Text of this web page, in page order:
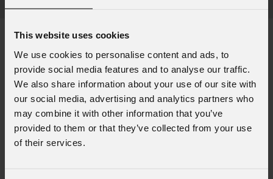
This website uses cookies
We use cookies to personalise content and ads, to
provide social media features and to analyse our traffic.
We also share information about your use of our site with
our social media, advertising and analytics partners who
may combine it with other information that you’ve
provided to them or that they’ve collected from your use
of their services.
80 m
DOWNLOAD